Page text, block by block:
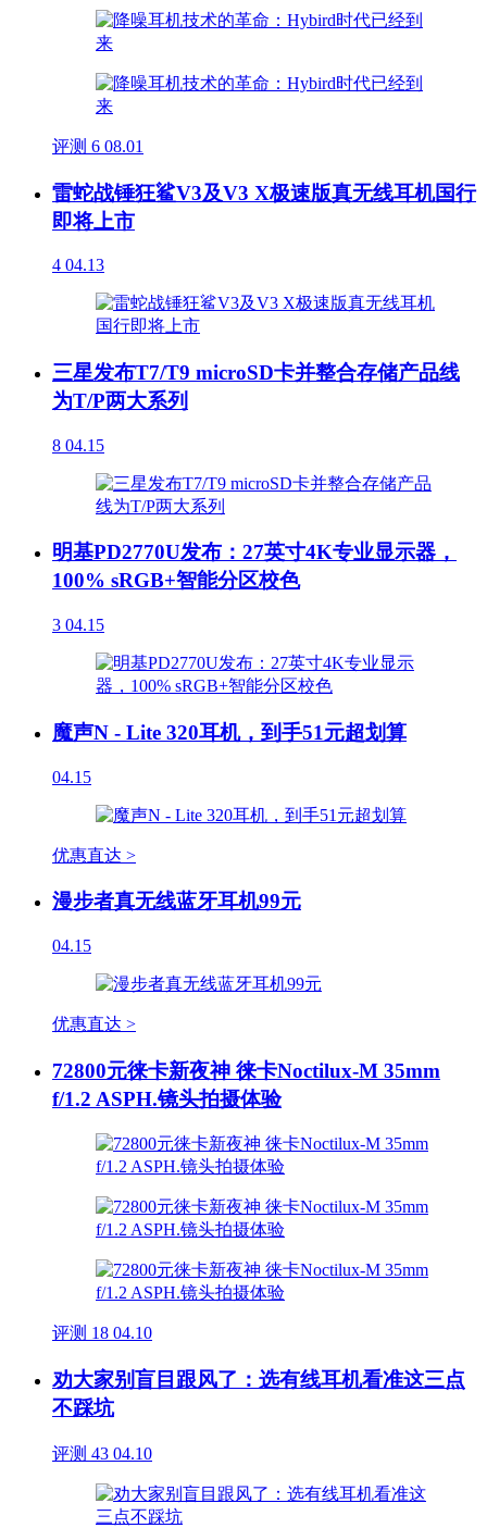
评测 6 08.01
雷蛇战锤狂鲨V3及V3 X极速版真无线耳机国行
即将上市
4 04.13
三星发布T7/T9 microSD卡并整合存储产品线
为T/P两大系列
8 04.15
明基PD2770U发布：27英寸4K专业显示器，
100% sRGB+智能分区校色
3 04.15
魔声N - Lite 320耳机，到手51元超划算
04.15
优惠直达 >
漫步者真无线蓝牙耳机99元
04.15
优惠直达 >
72800元徕卡新夜神 徕卡Noctilux-M 35mm
f/1.2 ASPH.镜头拍摄体验
评测 18 04.10
劝大家别盲目跟风了：选有线耳机看准这三点
不踩坑
评测 43 04.10